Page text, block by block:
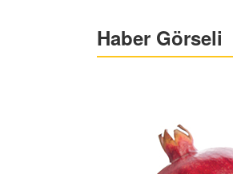
Haber Görseli